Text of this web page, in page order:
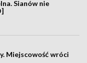
Sianów nie
Miejscowość wróci